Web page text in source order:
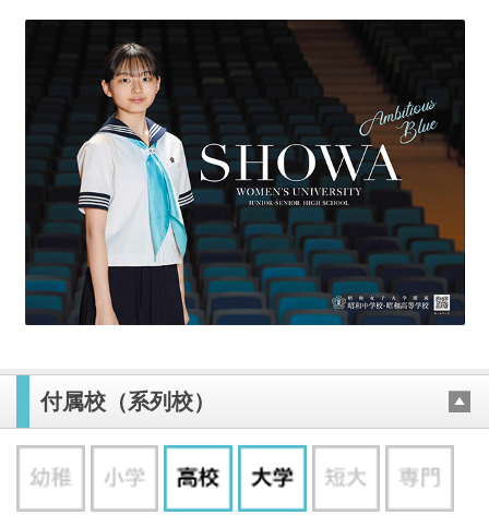
付属校（系列校）